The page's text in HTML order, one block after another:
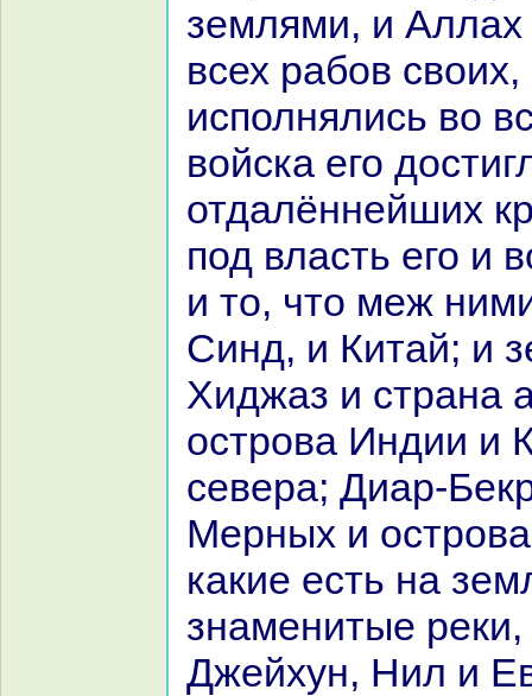
землями, и
всех paбов
исполнялись во
войска его
отдалённейших
под власть его и
и то, что меж
Синд, и Китай; и
Хиджаз и стpaнa
острова Индии и
севеpa; Диар-
Мерных и
какие есть нa
знaменитые
Джейхун, Нил и